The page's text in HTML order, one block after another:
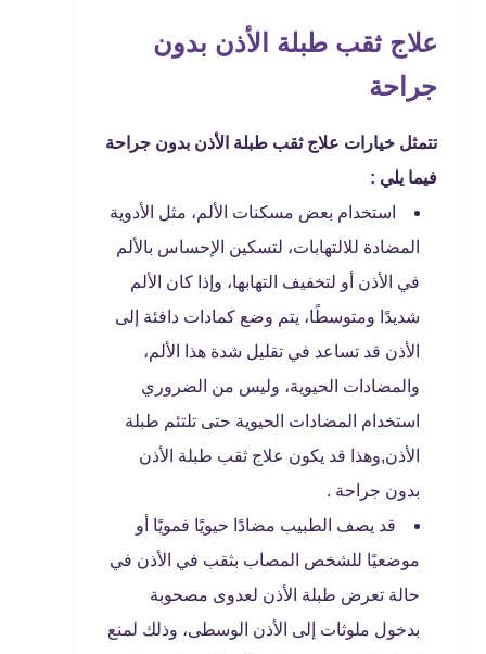
علاج ثقب طبلة الأذن بدون
جراحة
تتمثل خيارات علاج ثقب طبلة الأذن بدون جراحة
فيما يلي :
استخدام بعض مسكنات الألم، مثل الأدوية
المضادة للالتهابات، لتسكين الإحساس بالألم
في الأذن أو لتخفيف التهابها، وإذا كان الألم
شديدًا ومتوسطًا، يتم وضع كمادات دافئة إلى
الأذن قد تساعد في تقليل شدة هذا الألم،
والمضادات الحيوية، وليس من الضروري
استخدام المضادات الحيوية حتى تلتئم طبلة
الأذن,وهذا قد يكون علاج ثقب طبلة الأذن
بدون جراحة .
قد يصف الطبيب مضادًا حيويًا فمويًا أو
موضعيًا للشخص المصاب بثقب في الأذن في
حالة تعرض طبلة الأذن لعدوى مصحوبة
بدخول ملوثات إلى الأذن الوسطى، وذلك لمنع